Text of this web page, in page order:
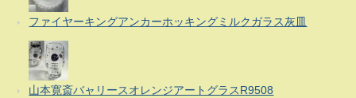
ファイヤーキングアンカーホッキングミルクガラス灰皿
山本寛斎バャリースオレンジアートグラスR9508